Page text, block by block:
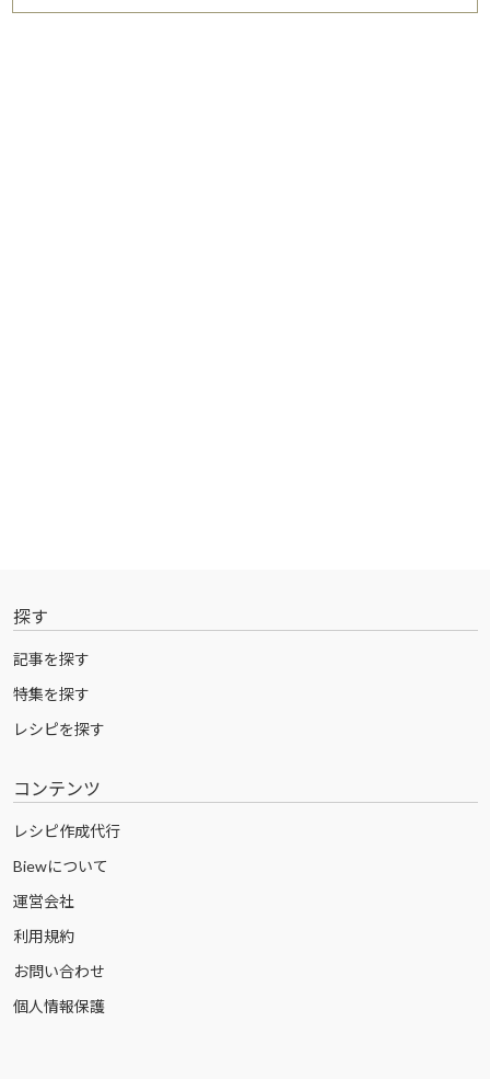
探す
記事を探す
特集を探す
レシピを探す
コンテンツ
レシピ作成代行
Biewについて
運営会社
利用規約
お問い合わせ
個人情報保護